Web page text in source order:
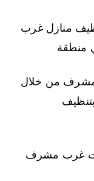
منازل غرب
منطقة
من خلال
غرب مشرف